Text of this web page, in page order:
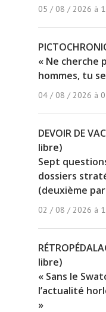
05 / 08 / 2026 à
« Ne cherche
hommes, tu
04 / 08 / 2026 à
DEVOIR DE
libre)
Sept
dossiers
(deuxième
02 / 08 / 2026 à
libre)
« Sans le
l’actualité
»